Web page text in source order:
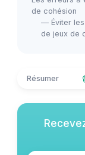
de cohésion
— Éviter
de jeux de
Résumer